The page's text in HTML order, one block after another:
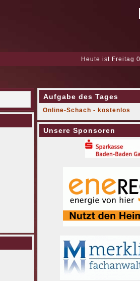
Heute ist Freitag
Aufgabe des Tages
Online-Schach - kostenlos
Unsere Sponsoren